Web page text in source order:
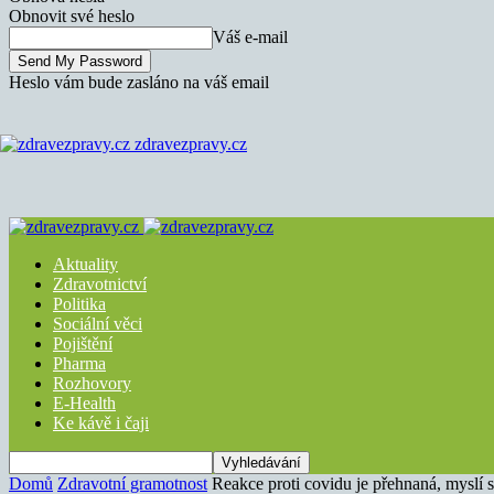
Obnovit své heslo
Váš e-mail
Heslo vám bude zasláno na váš email
zdravezpravy.cz
Aktuality
Zdravotnictví
Politika
Sociální věci
Pojištění
Pharma
Rozhovory
E-Health
Ke kávě i čaji
Domů Zdravotní gramotnost Reakce proti covidu je přehnaná, myslí